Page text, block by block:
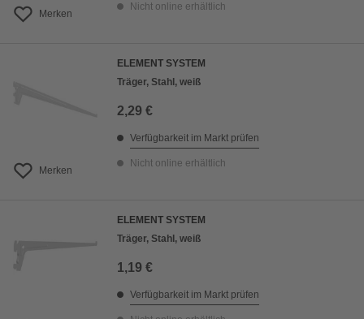
Merken
Nicht online erhältlich
Merken
ELEMENT SYSTEM
Träger, Stahl, weiß
2,29 €
Verfügbarkeit im Markt prüfen
Nicht online erhältlich
ELEMENT SYSTEM
Träger, Stahl, weiß
1,19 €
Verfügbarkeit im Markt prüfen